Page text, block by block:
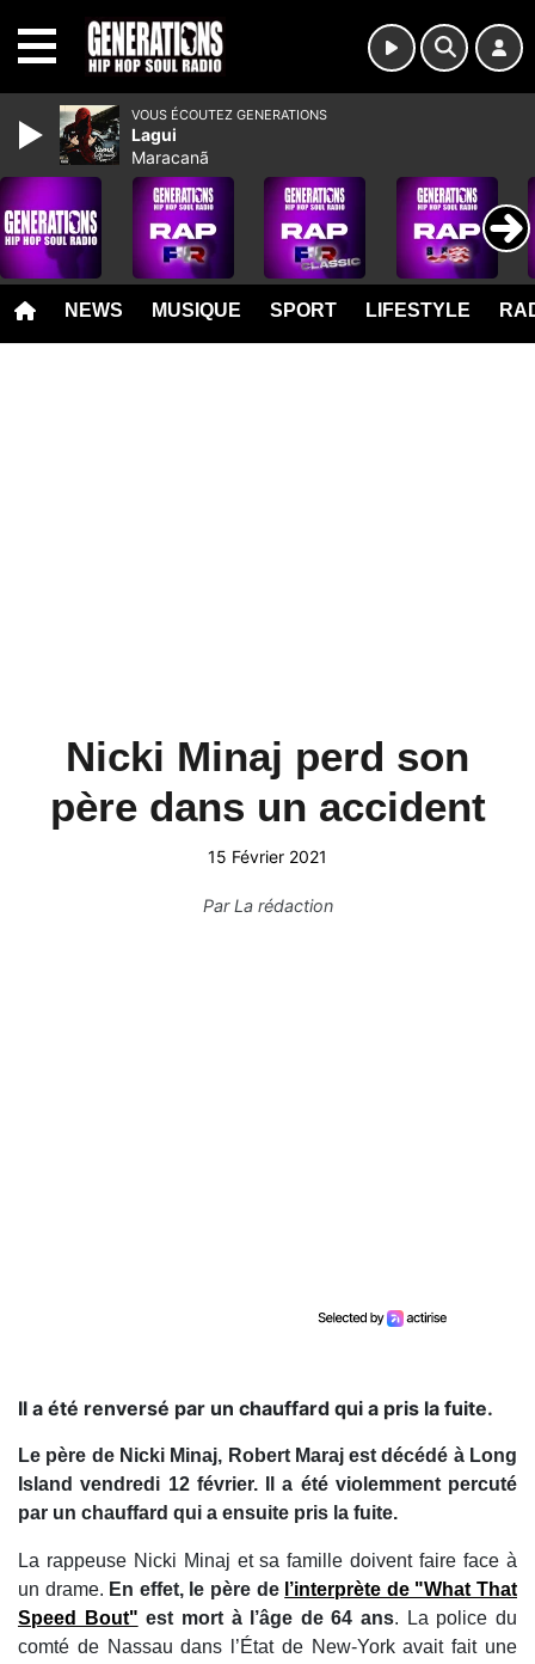
NEWS MUSIQUE SPORT LIFESTYLE
Nicki Minaj perd son
père dans un accident
15 Février 2021
ParLa rédaction
Il a été renversé par un chauffard qui a pris la fuite.
Le père de Nicki Minaj, Robert Maraj est décédé à Long
Island vendredi 12 février. Il a été violemment percuté
par un chauffard qui a ensuite pris la fuite.
La rappeuse Nicki Minaj et sa famille doivent faire face à
un drame. En effet, le père de l’interprète de "What That
Speed Bout" est mort à l’âge de 64 ans. La police du
comté de Nassau dans l’État de New-York avait fait une
VOUS ÉCOUTEZ GENERATIONS
Lagui
Maracanã